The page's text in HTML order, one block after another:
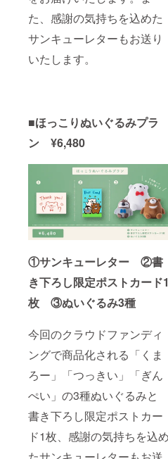
た、感謝の気持ちを込めた
サンキューレターもお送り
いたします。
■ほっこりぬいぐるみプラ
ン ¥6,480
①サンキューレター ②書
き下ろし限定ポストカード1
枚 ③ぬいぐるみ3種
今回のクラウドファンディ
ングで商品化される「くま
ろー」「つっきい」「ぎん
ぺい」の3種ぬいぐるみと
書き下ろし限定ポストカー
ド1枚、感謝の気持ちを込め